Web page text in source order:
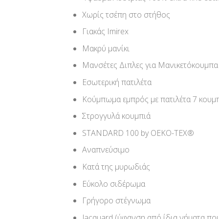
Χωρίς τσέπη στο στήθος
Γιακάς Imirex
Μακρύ μανίκι
Μανσέτες Διπλες για Μανικετόκουμπα
Εσωτερική πατιλέτα
Κούμπωμα εμπρός με πατιλέτα 7
Στρογγυλά κουμπιά
STANDARD 100 by OEKO-TEX®
Αναπνεύσιμο
Κατά της μυρωδιάς
Εύκολο σιδέρωμα
Γρήγορο στέγνωμα